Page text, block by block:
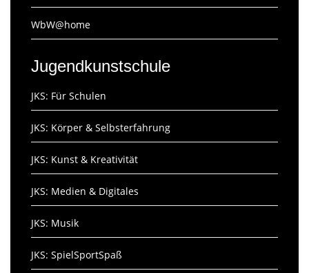
WbW@home
Jugendkunstschule
JKS: Für Schulen
JKS: Körper & Selbsterfahrung
JKS: Kunst & Kreativität
JKS: Medien & Digitales
JKS: Musik
JKS: SpielSportSpaß